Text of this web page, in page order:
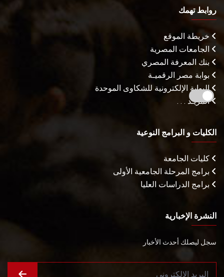
روابط تهمك
خريطة الموقع
الجامعات المصرية
بنك المعرفة المصري
بوابة مصر الرقميـة
البوابة الإلكترونية للشكاوى الموحدة
المزيـد . . .
الكليات و البرامج النوعية
كليات الجامعة
برامج المرحلة الجامعية الأولى
برامج الدراسات العليا
النشرة الإخبارية
سجل ليصلك أحدث الأخبار